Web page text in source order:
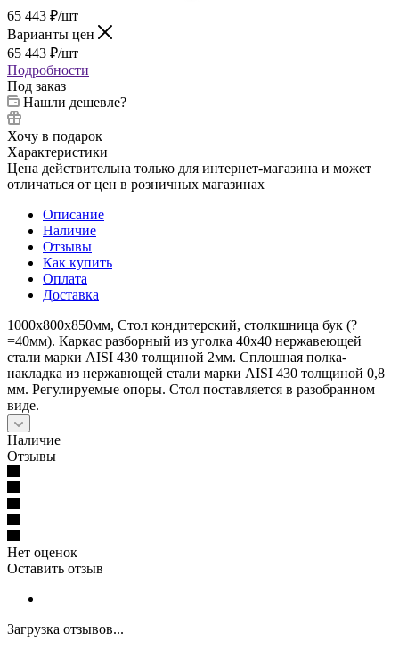
65 443 ₽/шт
Варианты цен
65 443 ₽/шт
Подробности
Под заказ
Нашли дешевле?
Хочу в подарок
Характеристики
Цена действительна только для интернет-магазина и может
отличаться от цен в розничных магазинах
Описание
Наличие
Отзывы
Как купить
Оплата
Доставка
1000х800х850мм, Стол кондитерский, столкшница бук (?
=40мм). Каркас разборный из уголка 40х40 нержавеющей
стали марки AISI 430 толщиной 2мм. Сплошная полка-
накладка из нержавющей стали марки AISI 430 толщиной 0,8
мм. Регулируемые опоры. Стол поставляется в разобранном
виде.
Наличие
Отзывы
Нет оценок
Оставить отзыв
Загрузка отзывов...